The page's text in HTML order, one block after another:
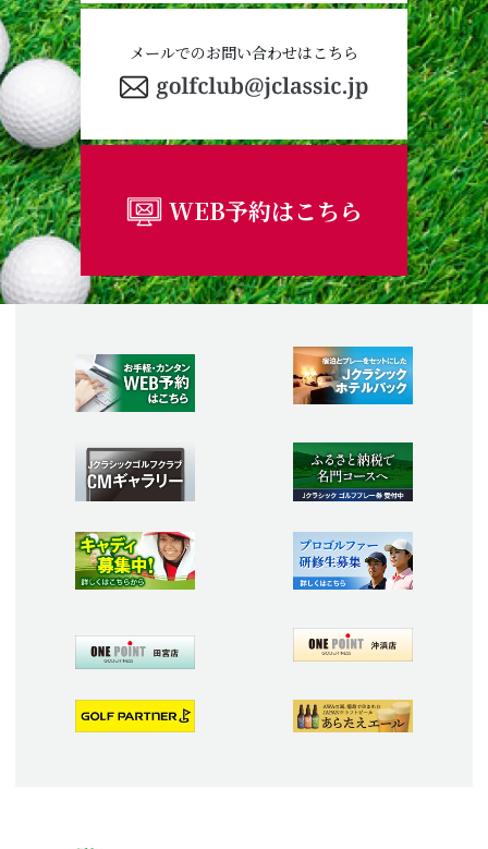
メールでのお問い合わせはこちら
WEB予約はこちら